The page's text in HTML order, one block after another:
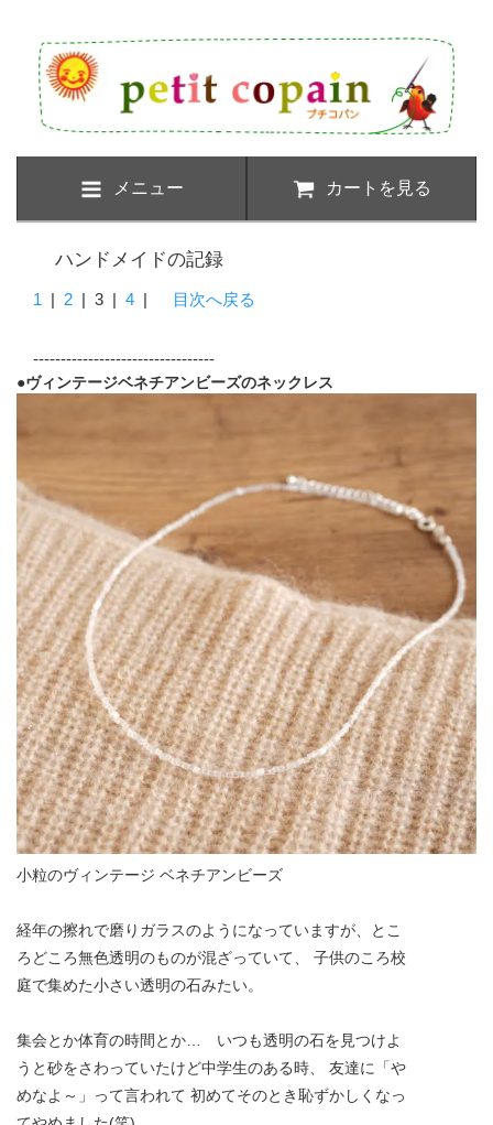
メニュー カートを見る
ハンドメイドの記録
1 | 2 | 3 | 4 | 目次へ戻る
---------------------------------
●ヴィンテージベネチアンビーズのネックレス
小粒のヴィンテージ ベネチアンビーズ
経年の擦れで磨りガラスのようになっていますが、とこ
ろどころ無色透明のものが混ざっていて、 子供のころ校
庭で集めた小さい透明の石みたい。
集会とか体育の時間とか… いつも透明の石を見つけよ
うと砂をさわっていたけど中学生のある時、 友達に「や
めなよ～」って言われて 初めてそのとき恥ずかしくなっ